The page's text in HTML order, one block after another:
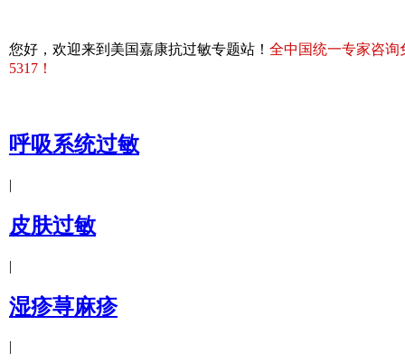
您好，欢迎来到美国嘉康抗过敏专题站！ 全中国统一专家咨询
5317！
呼吸系统过敏
|
皮肤过敏
|
湿疹荨麻疹
|